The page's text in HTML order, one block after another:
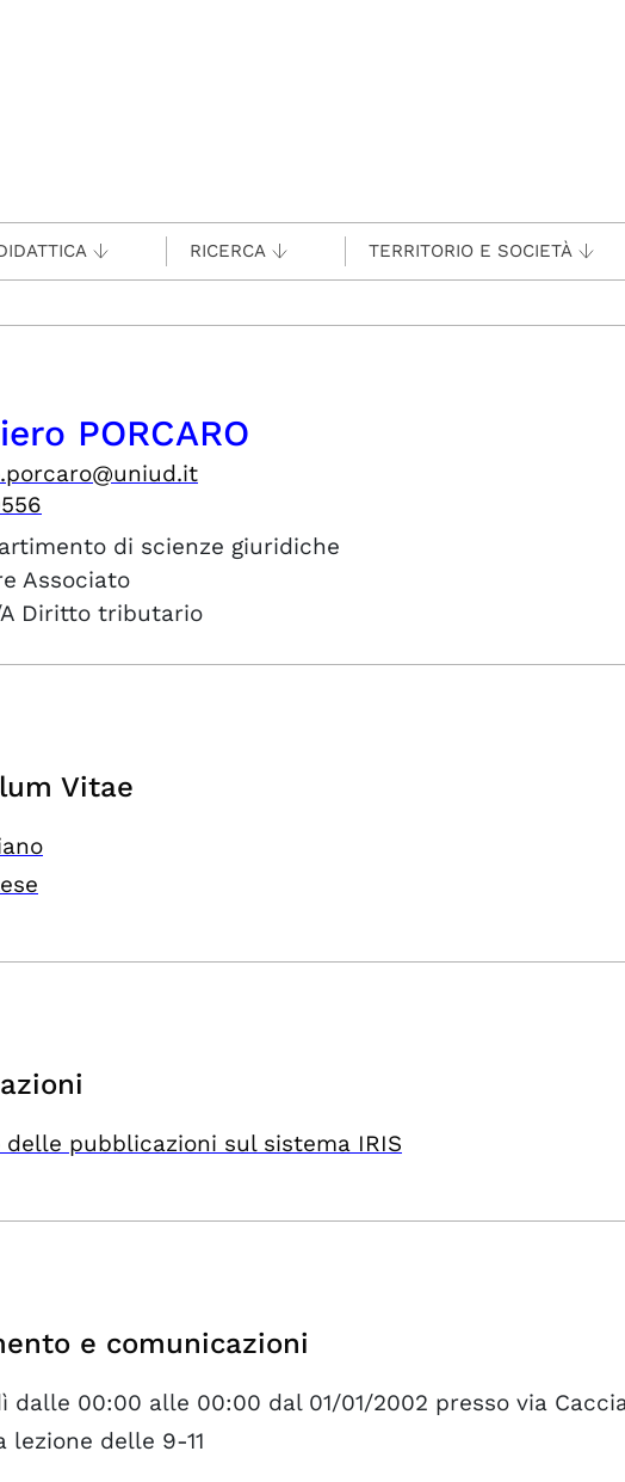
RICERCA TERRITORIO E SOCIETÀ
PORCARO
di scienze giuridiche
Associato
Diritto tributario
Vitae
delle pubblicazioni sul sistema IRIS
e comunicazioni
dalle 00:00 alle 00:00 dal 01/01/2002 presso via
lezione delle 9-11